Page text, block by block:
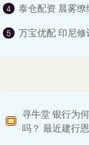
4 泰仓配资 晨雾
5 万宝优配 印尼
寻牛堂 银行为
吗？ 最近建行